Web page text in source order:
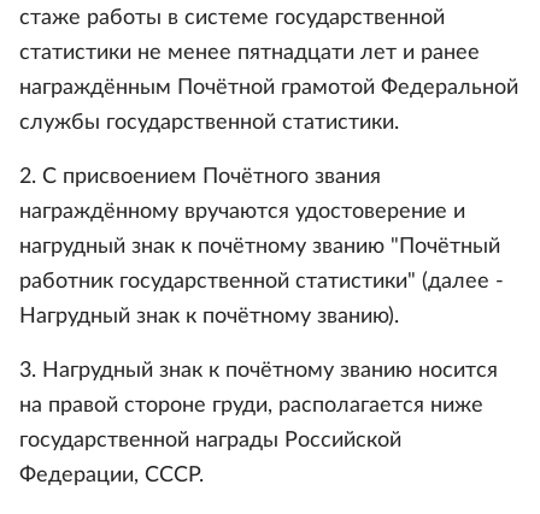
стаже работы в системе государственной
статистики не менее пятнадцати лет и ранее
награждённым Почётной грамотой Федеральной
службы государственной статистики.
2. С присвоением Почётного звания
награждённому вручаются удостоверение и
нагрудный знак к почётному званию "Почётный
работник государственной статистики" (далее -
Нагрудный знак к почётному званию).
3. Нагрудный знак к почётному званию носится
на правой стороне груди, располагается ниже
государственной награды Российской
Федерации, СССР.